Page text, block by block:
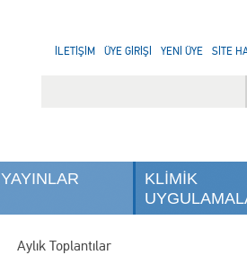
YAYINLAR
KLİMİK
İLETİŞİM ÜYE GİRİŞİ YENİ ÜYE SİTE
Aylık Toplantılar